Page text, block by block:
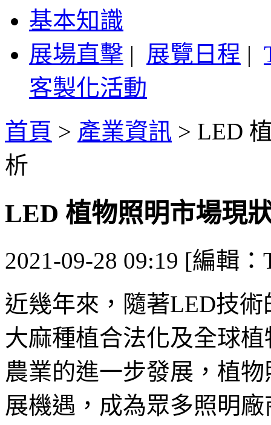
基本知識
展場直擊 | 展覽日程 |
客製化活動
首頁 > 產業資訊 > LED
析
LED 植物照明市場現
2021-09-28 09:19 [編輯
近幾年來，隨著LED技
大麻種植合法化及全球
農業的進一步發展，植
展機遇，成為眾多照明